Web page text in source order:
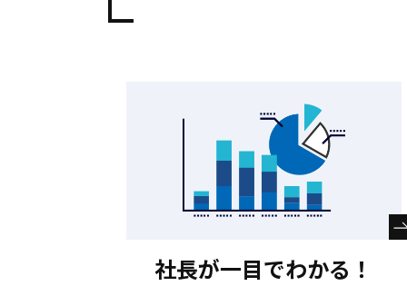
社長が一目でわかる！